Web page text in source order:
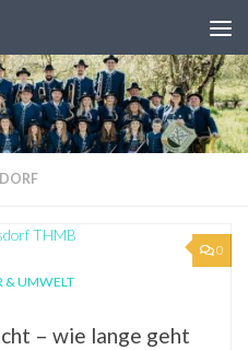
0
& UMWELT
– wie lange geht